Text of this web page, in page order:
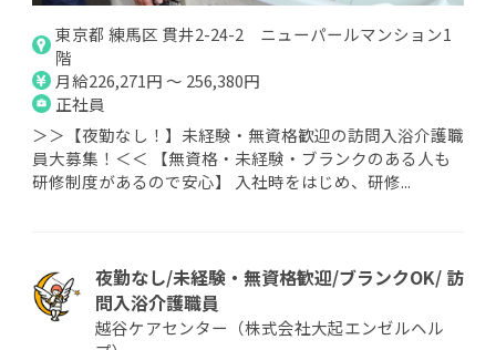
東京都 練馬区 貫井2-24-2 ニューパールマンション1
階
月給226,271円 ～ 256,380円
正社員
＞＞【夜勤なし！】未経験・無資格歓迎の訪問入浴介護職
員大募集！＜＜ 【無資格・未経験・ブランクのある人も
研修制度があるので安心】 入社時をはじめ、研修...
夜勤なし/未経験・無資格歓迎/ブランクOK/ 訪
問入浴介護職員
越谷ケアセンター（株式会社大起エンゼルヘル